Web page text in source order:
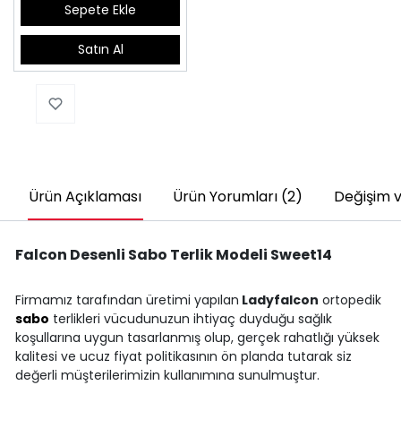
Sepete Ekle
Satın Al
Ürün Açıklaması Ürün Yorumları (2) Değişim
Falcon Desenli Sabo Terlik Modeli Sweet14
Firmamız tarafından üretimi yapılan Ladyfalcon ortopedik
sabo terlikleri vücudunuzun ihtiyaç duyduğu sağlık
koşullarına uygun tasarlanmış olup, gerçek rahatlığı yüksek
kalitesi ve ucuz fiyat politikasının ön planda tutarak siz
değerli müşterilerimizin kullanımına sunulmuştur.